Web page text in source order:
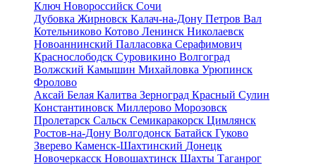
Ключ Новороссийск Сочи
Дубовка Жирновск Калач-на-Дону Петров Вал
Котельниково Котово Ленинск Николаевск
Новоаннинский Палласовка Серафимович
Краснослободск Суровикино Волгоград
Волжский Камышин Михайловка Урюпинск
Фролово
Аксай Белая Калитва Зерноград Красный Сулин
Константиновск Миллерово Морозовск
Пролетарск Сальск Семикаракорск Цимлянск
Ростов-на-Дону Волгодонск Батайск Гуково
Зверево Каменск-Шахтинский Донецк
Новочеркасск Новошахтинск Шахты Таганрог